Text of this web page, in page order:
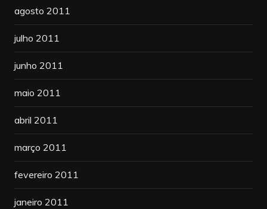
agosto 2011
julho 2011
junho 2011
maio 2011
abril 2011
março 2011
fevereiro 2011
janeiro 2011